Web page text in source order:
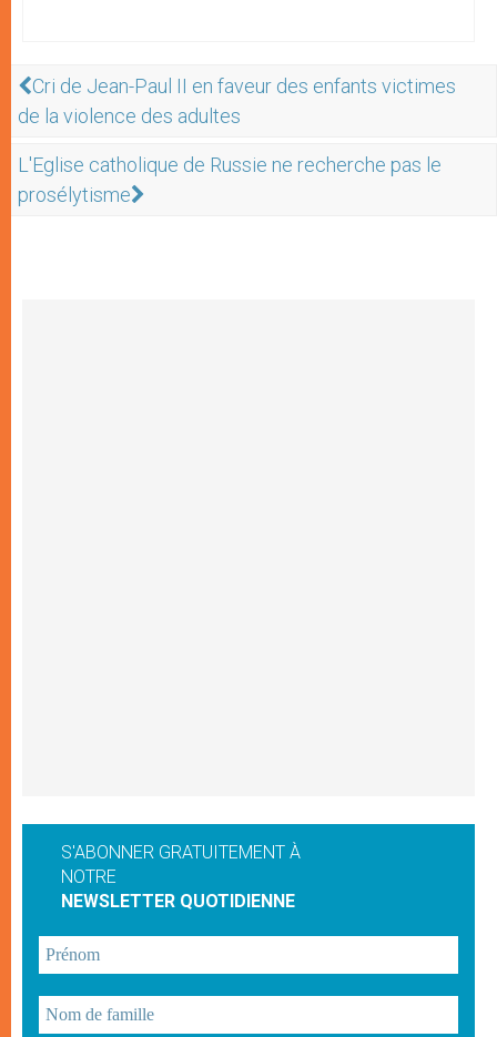
Cri de Jean-Paul II en faveur des enfants victimes
de la violence des adultes
L'Eglise catholique de Russie ne recherche pas le
prosélytisme
S'ABONNER GRATUITEMENT À
NOTRE
NEWSLETTER QUOTIDIENNE